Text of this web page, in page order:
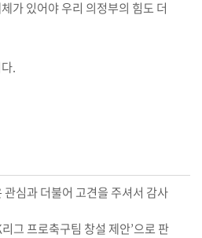
가 있어야 우리 의정부의 힘도 더
.
심과 더불어 고견을 주셔서 감사
그 프로축구팀 창설 제안’으로 판